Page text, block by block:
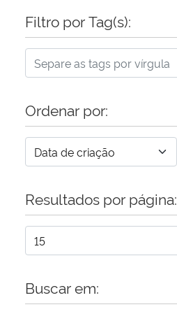
Filtro por Tag(s):
Ordenar por:
Resultados por página:
Buscar em: